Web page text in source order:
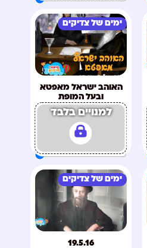
ימים של צדיקים
האוהב ישראל מאפטא
ובעל המופת
למנויים בלבד
ימים של צדיקים
19.5.16